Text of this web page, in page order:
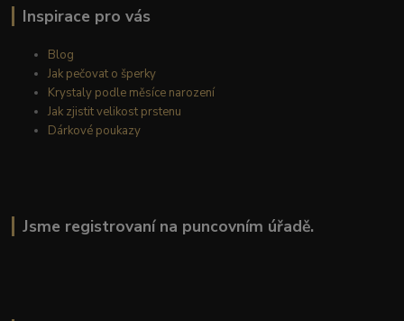
Inspirace pro vás
Blog
Jak pečovat o šperky
Krystaly podle měsíce narození
Jak zjistit velikost prstenu
Dárkové poukazy
Jsme registrovaní na puncovním úřadě.